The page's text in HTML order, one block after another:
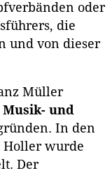
oder
die
und von dieser
Müller
Musik- und
In den
Holler wurde
Der